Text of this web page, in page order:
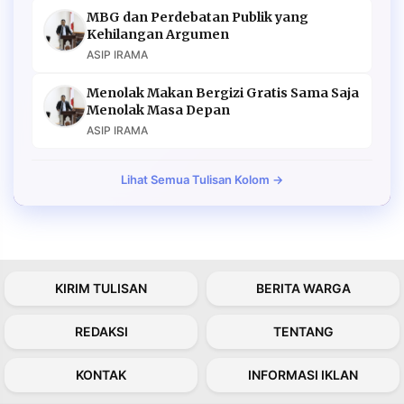
MBG dan Perdebatan Publik yang
Kehilangan Argumen
ASIP IRAMA
Menolak Makan Bergizi Gratis Sama Saja
Menolak Masa Depan
ASIP IRAMA
Lihat Semua Tulisan Kolom →
KIRIM TULISAN BERITA WARGA
REDAKSI TENTANG
KONTAK INFORMASI IKLAN